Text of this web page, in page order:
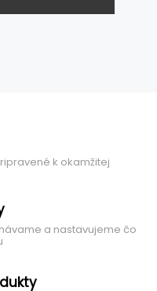
k okamžitej
a nastavujeme čo